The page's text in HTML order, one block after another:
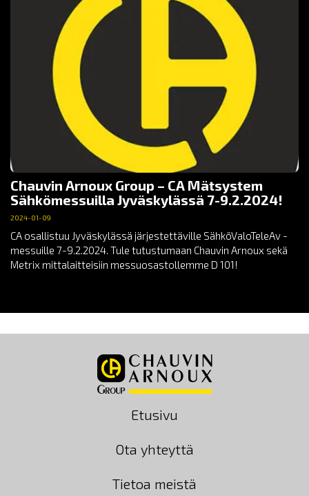
Chauvin Arnoux Group – CA Mätsystem
Sähkömessuilla Jyväskylässä 7-9.2.2024!
2024-01-09
CA osallistuu Jyväskylässä järjestettäville SähköValoTeleAv -
messuille 7-9.2.2024. Tule tutustumaan Chauvin Arnoux sekä
Metrix mittalaitteisiin messuosastollemme D 101!
Etusivu
Ota yhteyttä
Tietoa meistä